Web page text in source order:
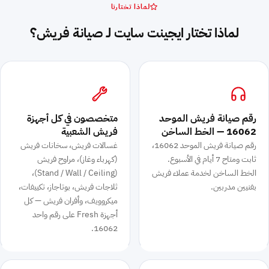
لماذا تختارنا
لماذا تختار ايجينت سايت لـ صيانة فريش؟
رقم صيانة فريش الموحد
16062 — الخط الساخن
رقم صيانة فريش الموحد 16062،
ثابت ومتاح 7 أيام في الأسبوع.
الخط الساخن لخدمة عملاء فريش
بفنيين مدربين.
متخصصون في كل أجهزة
فريش الشعبية
غسالات فريش، سخانات فريش
(كهرباء وغاز)، مراوح فريش
⁨(Stand / Wall / Ceiling)⁩،
ثلاجات فريش، بوتاجاز، تكييفات،
ميكروويف، وأفران فريش — كل
أجهزة Fresh على رقم واحد
16062.